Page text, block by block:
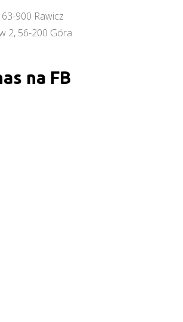
900 Rawicz
2, 56-200 Góra
na FB